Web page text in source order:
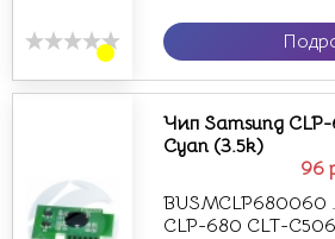
96
Чип Samsung
Cyan (3.5k)
BUSMCLP680060
CLP-680 CLT-